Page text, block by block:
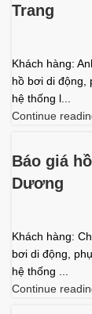
Trang
Khách hàng:
hồ bơi di động,
hệ thống l...
Continue
Báo giá
Dương
Khách hàng:
bơi di động,
hệ thống ...
Continue